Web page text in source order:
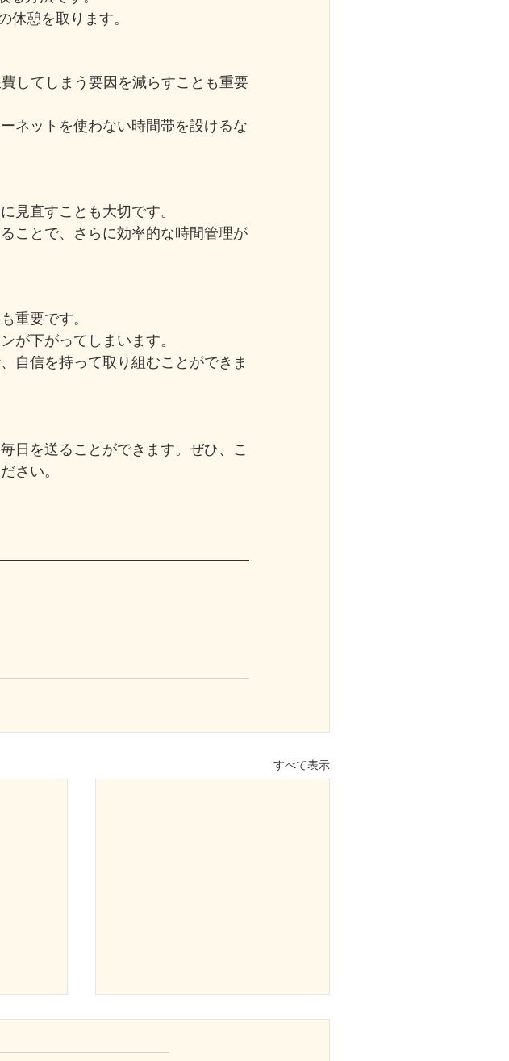
休憩を取ります。
してしまう要因を減らすことも重要
ネットを使わない時間帯を設けるな
見直すことも大切です。
ことで、さらに効率的な時間管理が
重要です。
が下がってしまいます。
自信を持って取り組むことができま
日を送ることができます。ぜひ、こ
さい。
すべて表示